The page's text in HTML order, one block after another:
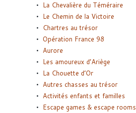
La Chevalière du Téméraire
Le Chemin de la Victoire
Chartres au trésor
Opération France 98
Aurore
Les amoureux d’Ariège
La Chouette d’Or
Autres chasses au trésor
Activités enfants et familles
Escape games & escape rooms